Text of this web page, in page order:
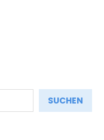
SUCHEN